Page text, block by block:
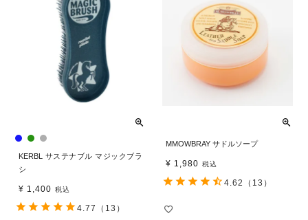
KERBL サステナブル マジックブラ
シ
¥ 1,400 税込
4.77 （13）
MMOWBRAY サドルソープ
¥ 1,980 税込
4.62 （13）